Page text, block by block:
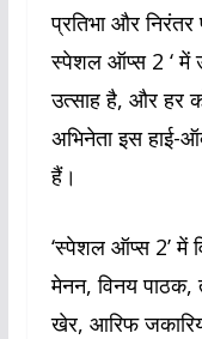
प्रतिभा और
स्पेशल ऑप्स 2 ‘ में
उत्साह है, और हर
अभिनेता इस हाई-
हैं।
‘स्पेशल ऑप्स 2’ में
मेनन, विनय पाठक,
खेर, आरिफ